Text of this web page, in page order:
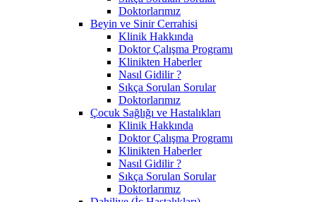
Doktorlarımız
Beyin ve Sinir Cerrahisi
Klinik Hakkında
Doktor Çalışma Programı
Klinikten Haberler
Nasıl Gidilir ?
Sıkça Sorulan Sorular
Doktorlarımız
Çocuk Sağlığı ve Hastalıkları
Klinik Hakkında
Doktor Çalışma Programı
Klinikten Haberler
Nasıl Gidilir ?
Sıkça Sorulan Sorular
Doktorlarımız